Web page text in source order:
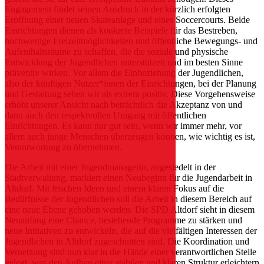
Engagement findet seinen Ausdruck in der kürzlich erfolgten
Eröffnung einer neuen Skateanlage und eines Soccercourts. Beide
Einrichtungen dienen als konkrete Beispiele für das Bestreben,
hochwertige Freizeitmöglichkeiten und öffentliche Bewegungs- und
Aufenthaltsräume zu schaffen, die die soziale und physische
Entwicklung der Jugendlichen unterstützen und im besten Sinne
präventiv wirken. Vor allem die Einbeziehung der Jugendlichen,
also der künftigen Nutzer*innen der Einrichtungen, bei der Planung
und Gestaltung sehen wir als extrem positiv. Diese Vorgehensweise
erhöht unserer Ansicht nach beträchtlich die Akzeptanz von und
dann auch den respektvollen Umgang mit öffentlichen
Einrichtungen. Es kann nur gut sein, wenn wir immer mehr, vor
allem auch junge Menschen überzeugen können, wie wichtig es ist,
Verantwortung zu übernehmen.
Die Arbeit mit einer Jugendmanagerin, angesiedelt in der
Stadtverwaltung, markiert einen Neubeginn für die Jugendarbeit in
Altdorf. Mit frischen Ideen und einem klaren Fokus auf die
Bedürfnisse der Jugendlichen soll die Arbeit in diesem Bereich auf
eine neue Ebene gehoben werden. Die SPD Altdorf sieht in diesem
Neuanfang eine Chance, bestehende Programme zu stärken und
neue Initiativen zu entwickeln, die auf die vielfältigen Interessen der
Jugendlichen in Altdorf zugeschnitten sind. Die Koordination und
Vernetzung sind nun klar in die Hände einer verantwortlichen Stelle